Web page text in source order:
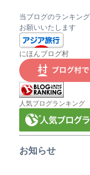
当ブログのランキン
お願いいたします
にほんブログ村
人気ブログランキング
お知らせ